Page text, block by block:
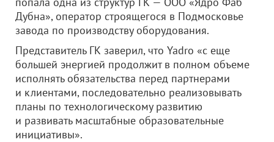
Дубна», оператор строящегося в Подмосковье
завода по производству оборудования.
Представитель ГК заверил, что Yadro «с еще
большей энергией продолжит в полном объеме
исполнять обязательства перед партнерами
и клиентами, последовательно реализовывать
планы по технологическому развитию
и развивать масштабные образовательные
инициативы».